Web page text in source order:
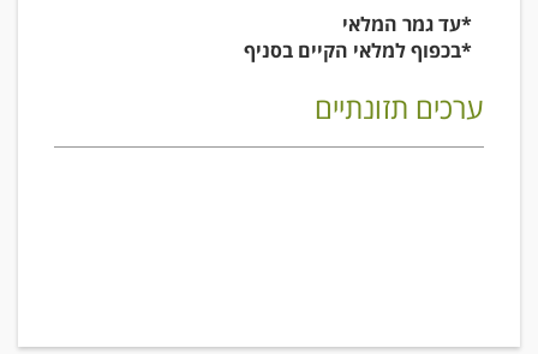
*עד גמר המלאי
*בכפוף למלאי הקיים בסניף
ערכים תזונתיים